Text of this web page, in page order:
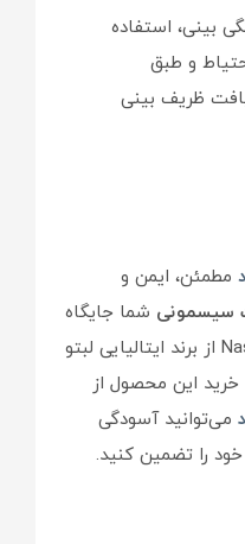
بینی، استفاده
و طبق
ظریف بینی
مطمئن، ایمن و
سیسمونی شما جایگاه
ویژه‌ای داشته باشد، مدل Nasino از برند ایتالیایی لبتو
خرید این محصول از
می‌توانید آسودگی
را تضمین کنید.